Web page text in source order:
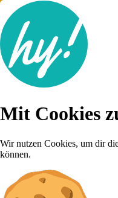
Lebenslauf
Karriere-Tipps
Mit Cookies
Wir nutzen Cookies, um dir
können.